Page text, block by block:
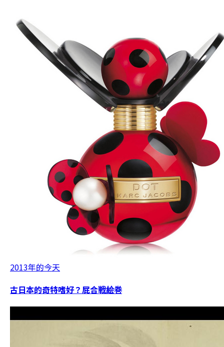
2013年的今天
古日本的奇特嗜好？屁合戦絵巻